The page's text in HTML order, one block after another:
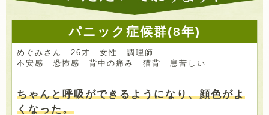
パニック症候群(8年)
めぐみさん 26才 女性 調理師
不安感 恐怖感 背中の痛み 猫背 息苦しい
ちゃんと呼吸ができるようになり、顔色がよ
くなった。